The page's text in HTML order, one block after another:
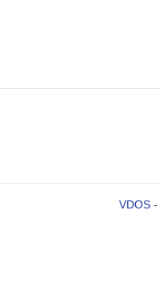
VDOS -